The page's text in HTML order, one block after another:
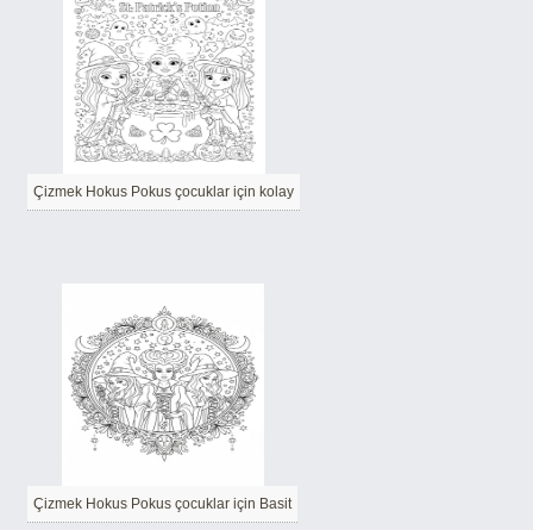
Çizmek Hokus Pokus çocuklar için kolay
Çizmek Hokus Pokus çocuklar için Basit